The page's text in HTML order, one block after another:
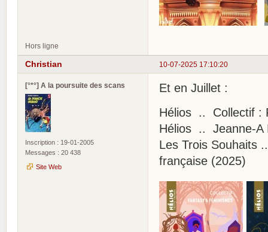
Hors ligne
10-07-2025 17:10:20
Christian
[°*°] A la poursuite des scans
Inscription : 19-01-2005
Messages : 20 438
Site Web
Et en Juillet :
Hélios .. Collectif :
Hélios .. Jeanne-A
Les Trois Souhaits
française (2025)